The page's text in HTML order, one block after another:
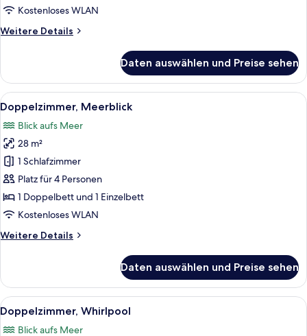
Kostenloses WLAN
Weitere Details
Weitere
Bergblick
Daten auswählen und Preise sehen
Alle
Fotos
für
Doppelzimmer,
Meerblick
anzeigen
Ein Hotelzimmer mit einem Bett,
5
Doppelzimmer, Meerblick
Blick aufs Meer
28 m²
1 Schlafzimmer
Platz für 4 Personen
1 Doppelbett und 1 Einzelbett
Kostenloses WLAN
Weitere Details
Weitere
Meerblick
Daten auswählen und Preise sehen
Alle
Fotos
Ein Hotelzimmer mit einem großen
6
Doppelzimmer, Whirlpool
Blick aufs Meer